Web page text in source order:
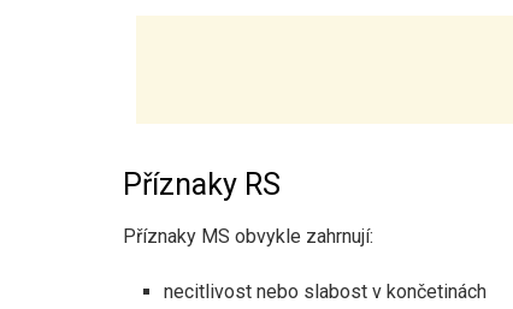
Příznaky RS
Příznaky MS obvykle zahrnují:
necitlivost nebo slabost v končetinách